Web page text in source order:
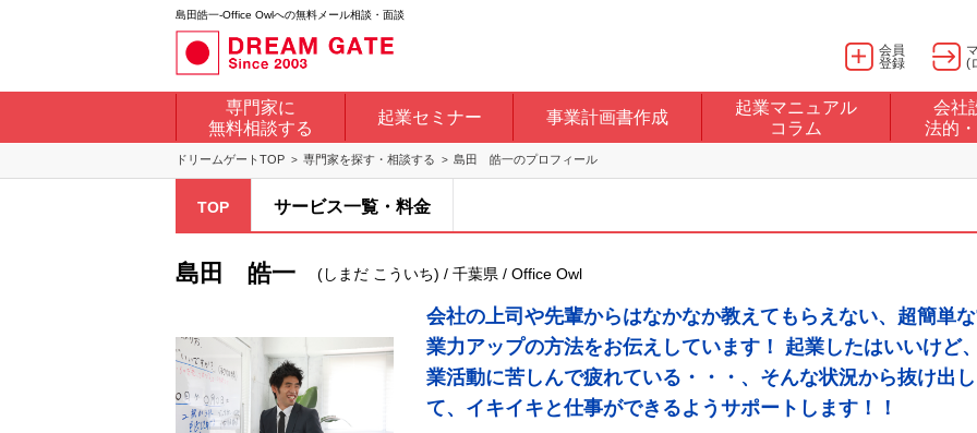
島田皓一-Office Owlへの無料メール相談・面談
会員
登録
(
専門家に
無料相談する
起業セミナー 事業計画書作成
起業マニュアル
コラム
会社
法的
ドリームゲートTOP 専門家を探す・相談する 島田 皓一のプロフィール
TOP サービス一覧・料金
島田 皓一 (しまだ こういち) / 千葉県 / Office Owl
会社の上司や先輩からはなかなか教えてもらえない、超簡単
業力アップの方法をお伝えしています！ 起業したはいいけど
業活動に苦しんで疲れている・・・、そんな状況から抜け出し
て、イキイキと仕事ができるようサポートします！！